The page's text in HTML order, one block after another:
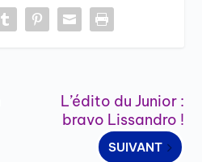
L’édito du Junior :
bravo Lissandro !
SUIVANT